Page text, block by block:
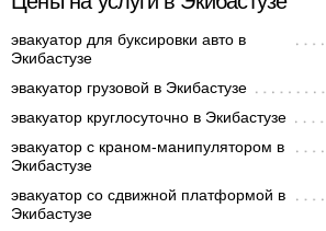
эвакуатор для буксировки авто в
Экибастузе
эвакуатор грузовой в Экибастузе
эвакуатор круглосуточно в Экибастузе
эвакуатор с краном-манипулятором в
Экибастузе
эвакуатор со сдвижной платформой в
Экибастузе